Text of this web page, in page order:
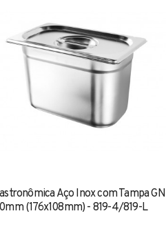
Aço Inox com Tampa GN
(176x108mm) - 819-4/819-L